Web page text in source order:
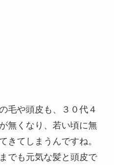
毛や頭皮も、３０代４
無くなり、若い頃に無
きてしまうんですね。
でも元気な髪と頭皮で